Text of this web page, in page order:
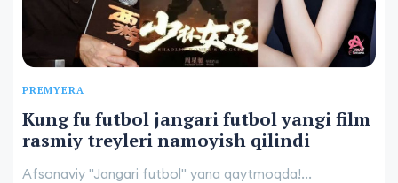
PREMYERA
Kung fu futbol jangari futbol yangi film
rasmiy treyleri namoyish qilindi
Afsonaviy "Jangari futbol" yana qaytmoqda!...